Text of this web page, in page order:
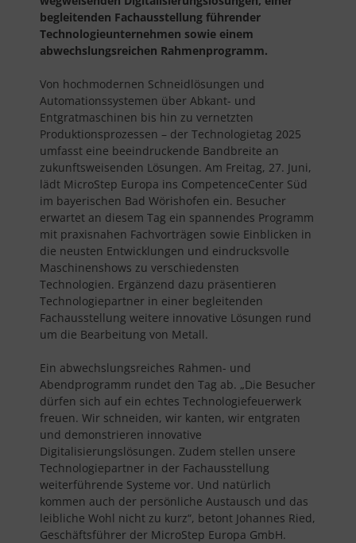
begleitenden Fachausstellung führender
Technologieunternehmen sowie einem
abwechslungsreichen Rahmenprogramm.
Von hochmodernen Schneidlösungen und
Automationssystemen über Abkant- und
Entgratmaschinen bis hin zu vernetzten
Produktionsprozessen – der Technologietag 2025
umfasst eine beeindruckende Bandbreite an
zukunftsweisenden Lösungen. Am Freitag, 27. Juni,
lädt MicroStep Europa ins CompetenceCenter Süd
im bayerischen Bad Wörishofen ein. Besucher
erwartet an diesem Tag ein spannendes Programm
mit praxisnahen Fachvorträgen sowie Einblicken in
die neusten Entwicklungen und eindrucksvolle
Maschinenshows zu verschiedensten
Technologien. Ergänzend dazu präsentieren
Technologiepartner in einer begleitenden
Fachausstellung weitere innovative Lösungen rund
um die Bearbeitung von Metall.
Ein abwechslungsreiches Rahmen- und
Abendprogramm rundet den Tag ab. „Die Besucher
dürfen sich auf ein echtes Technologiefeuerwerk
freuen. Wir schneiden, wir kanten, wir entgraten
und demonstrieren innovative
Digitalisierungslösungen. Zudem stellen unsere
Technologiepartner in der Fachausstellung
weiterführende Systeme vor. Und natürlich
kommen auch der persönliche Austausch und das
leibliche Wohl nicht zu kurz“, betont Johannes Ried,
Geschäftsführer der MicroStep Europa GmbH.